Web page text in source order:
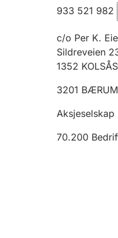
933 521 982
c/o Per K. Eie
Sildreveien
1352 KOLSÅS
3201 BÆRUM
Aksjeselskap
70.200